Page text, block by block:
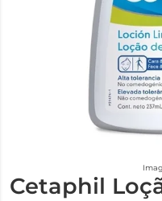
Cetaphil